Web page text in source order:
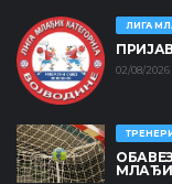
ЛИГА
02/08/2026